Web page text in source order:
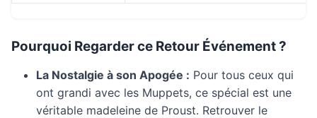
Pourquoi Regarder ce Retour Événement ?
La Nostalgie à son Apogée : Pour tous ceux qui
ont grandi avec les Muppets, ce spécial est une
véritable madeleine de Proust. Retrouver le